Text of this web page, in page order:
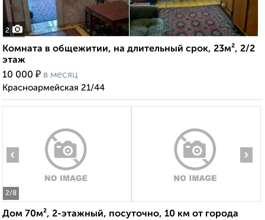
2
Комната в общежитии, на длительный срок, 23м², 2/2
этаж
10 000 ₽ в месяц
Красноармейская 21/44
2/8
‹ ›
Дом 70м², 2-этажный, посуточно, 10 км от города